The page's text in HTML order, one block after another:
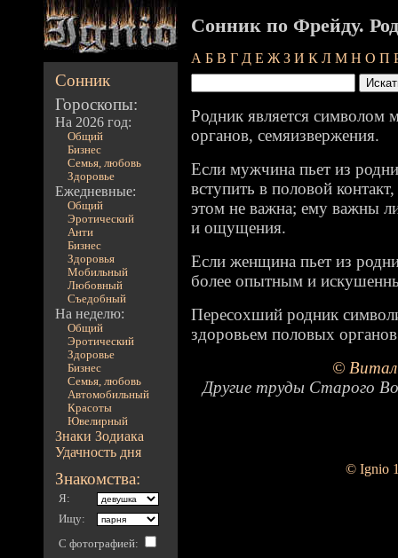
Сонник
Гороскопы:
На 2026 год:
Общий
Бизнес
Семья, любовь
Здоровье
Ежедневные:
Общий
Эротический
Анти
Бизнес
Здоровья
Мобильный
Любовный
Съедобный
На неделю:
Общий
Эротический
Здоровье
Бизнес
Семья, любовь
Автомобильный
Красоты
Ювелирный
Знаки Зодиака
Удачность дня
Знакомства:
Я:
Ищу:
С фотографией:
Сонник по Фрейду.
А Б В Г Д Е Ж З И К Л М Н О П
Родник является
органов, семяизвержения.
Если мужчина пьет из
вступить в половой
этом не важна; ему важны
и ощущения.
Если женщина пьет из
более опытным и
Пересохший родник
здоровьем половых
©
Другие труды Старого
© Ignio